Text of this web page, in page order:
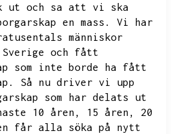
ut och sa att vi ska
en mass.
Vi har
människor
och fått
som inte borde ha fått
Så nu driver vi upp
som har delats ut
10 åren,
15 åren,
20
får alla söka på nytt